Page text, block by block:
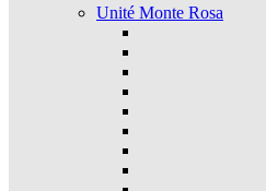
Unité Monte Rosa